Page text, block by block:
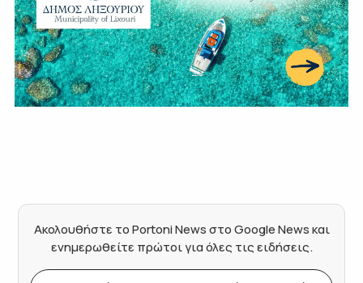
Ακολουθήστε το Portoni News στο Google News και
ενημερωθείτε πρώτοι για όλες τις ειδήσεις.